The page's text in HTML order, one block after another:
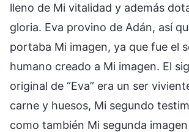
lleno de Mi vitalidad y además
gloria. Eva provino de Adán, así
portaba Mi imagen, ya que fue el
humano creado a Mi imagen. El
original de “Eva” era un ser
carne y huesos, Mi segundo
como también Mi segunda